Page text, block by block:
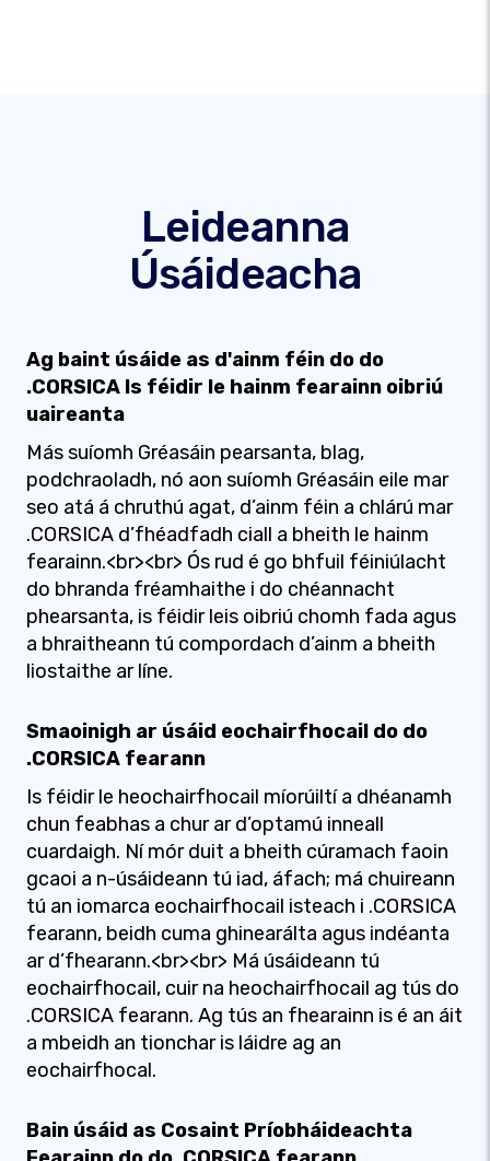
Leideanna
Úsáideacha
Ag baint úsáide as d'ainm féin do do
.CORSICA Is féidir le hainm fearainn oibriú
uaireanta
Más suíomh Gréasáin pearsanta, blag,
podchraoladh, nó aon suíomh Gréasáin eile mar
seo atá á chruthú agat, d’ainm féin a chlárú mar
.CORSICA d’fhéadfadh ciall a bheith le hainm
fearainn.<br><br> Ós rud é go bhfuil féiniúlacht
do bhranda fréamhaithe i do chéannacht
phearsanta, is féidir leis oibriú chomh fada agus
a bhraitheann tú compordach d’ainm a bheith
liostaithe ar líne.
Smaoinigh ar úsáid eochairfhocail do do
.CORSICA fearann
Is féidir le heochairfhocail míorúiltí a dhéanamh
chun feabhas a chur ar d’optamú inneall
cuardaigh. Ní mór duit a bheith cúramach faoin
gcaoi a n-úsáideann tú iad, áfach; má chuireann
tú an iomarca eochairfhocail isteach i .CORSICA
fearann, beidh cuma ghinearálta agus indéanta
ar d’fhearann.<br><br> Má úsáideann tú
eochairfhocail, cuir na heochairfhocail ag tús do
.CORSICA fearann. Ag tús an fhearainn is é an áit
a mbeidh an tionchar is láidre ag an
eochairfhocal.
Bain úsáid as Cosaint Príobháideachta